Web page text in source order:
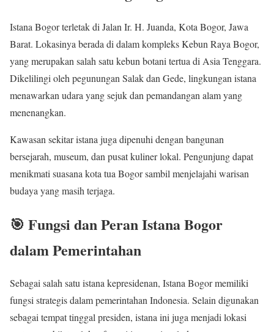
Istana Bogor terletak di Jalan Ir. H. Juanda, Kota Bogor, Jawa
Barat. Lokasinya berada di dalam kompleks Kebun Raya Bogor,
yang merupakan salah satu kebun botani tertua di Asia Tenggara.
Dikelilingi oleh pegunungan Salak dan Gede, lingkungan istana
menawarkan udara yang sejuk dan pemandangan alam yang
menenangkan.
Kawasan sekitar istana juga dipenuhi dengan bangunan
bersejarah, museum, dan pusat kuliner lokal. Pengunjung dapat
menikmati suasana kota tua Bogor sambil menjelajahi warisan
budaya yang masih terjaga.
🎯 Fungsi dan Peran Istana Bogor
dalam Pemerintahan
Sebagai salah satu istana kepresidenan, Istana Bogor memiliki
fungsi strategis dalam pemerintahan Indonesia. Selain digunakan
sebagai tempat tinggal presiden, istana ini juga menjadi lokasi